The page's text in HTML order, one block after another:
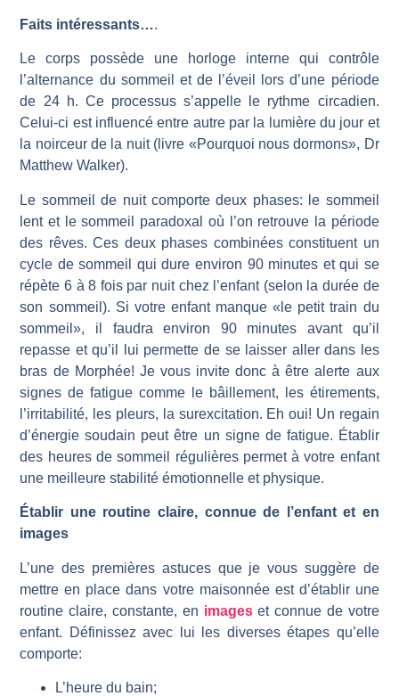
Faits intéressants….
Le corps possède une horloge interne qui contrôle
l’alternance du sommeil et de l’éveil lors d’une période
de 24 h. Ce processus s’appelle le rythme circadien.
Celui-ci est influencé entre autre par la lumière du jour et
la noirceur de la nuit (livre «Pourquoi nous dormons», Dr
Matthew Walker).
Le sommeil de nuit comporte deux phases: le sommeil
lent et le sommeil paradoxal où l’on retrouve la période
des rêves. Ces deux phases combinées constituent un
cycle de sommeil qui dure environ 90 minutes et qui se
répète 6 à 8 fois par nuit chez l’enfant (selon la durée de
son sommeil). Si votre enfant manque «le petit train du
sommeil», il faudra environ 90 minutes avant qu’il
repasse et qu’il lui permette de se laisser aller dans les
bras de Morphée! Je vous invite donc à être alerte aux
signes de fatigue comme le bâillement, les étirements,
l’irritabilité, les pleurs, la surexcitation. Eh oui! Un regain
d’énergie soudain peut être un signe de fatigue. Établir
des heures de sommeil régulières permet à votre enfant
une meilleure stabilité émotionnelle et physique.
Établir une routine claire, connue de l’enfant et en
images
L’une des premières astuces que je vous suggère de
mettre en place dans votre maisonnée est d’établir une
routine claire, constante, en imageset connue de votre
enfant. Définissez avec lui les diverses étapes qu’elle
comporte:
L’heure du bain;